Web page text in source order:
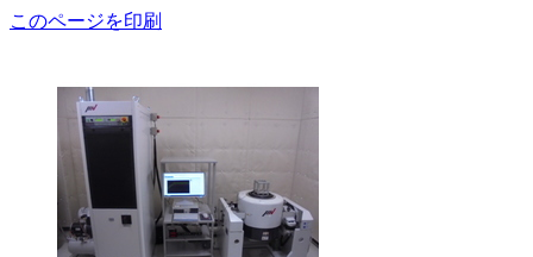
このページを印刷